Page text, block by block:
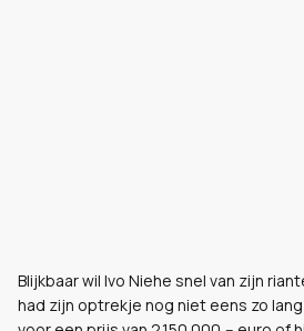
Blijkbaar wil Ivo Niehe snel van zijn
had zijn optrekje nog niet eens zo